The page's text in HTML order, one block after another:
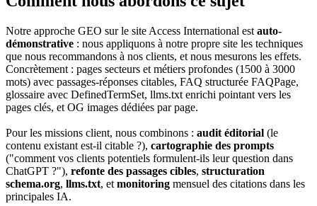
Notre approche GEO sur le site Access International est auto-
démonstrative : nous appliquons à notre propre site les techniques
que nous recommandons à nos clients, et nous mesurons les effets.
Concrètement : pages secteurs et métiers profondes (1500 à 3000
mots) avec passages-réponses citables, FAQ structurée FAQPage,
glossaire avec DefinedTermSet, llms.txt enrichi pointant vers les
pages clés, et OG images dédiées par page.
Pour les missions client, nous combinons : audit éditorial (le
contenu existant est-il citable ?), cartographie des prompts
("comment vos clients potentiels formulent-ils leur question dans
ChatGPT ?"), refonte des passages cibles, structuration
schema.org, llms.txt, et monitoring mensuel des citations dans les
principales IA.